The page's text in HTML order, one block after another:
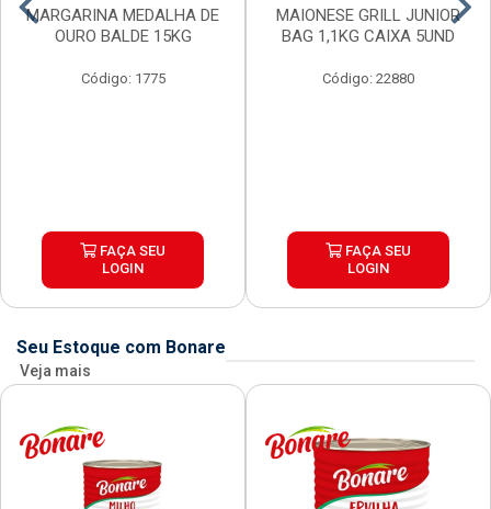
MARGARINA MEDALHA DE
OURO BALDE 15KG
Código: 1775
FAÇA SEU
LOGIN
MAIONESE GRILL JUNIOR
BAG 1,1KG CAIXA 5UND
Código: 22880
FAÇA SEU
LOGIN
Seu Estoque com Bonare
Veja mais